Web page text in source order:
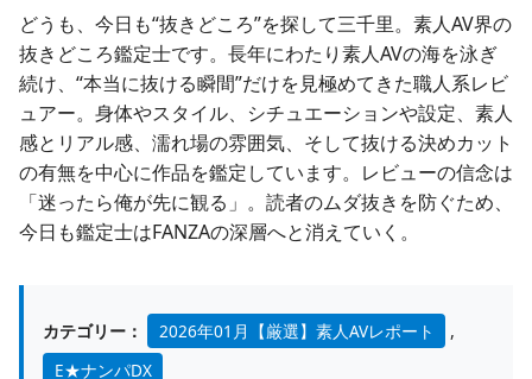
どうも、今日も“抜きどころ”を探して三千里。素人AV界の
抜きどころ鑑定士です。長年にわたり素人AVの海を泳ぎ
続け、“本当に抜ける瞬間”だけを見極めてきた職人系レビ
ュアー。身体やスタイル、シチュエーションや設定、素人
感とリアル感、濡れ場の雰囲気、そして抜ける決めカット
の有無を中心に作品を鑑定しています。レビューの信念は
「迷ったら俺が先に観る」。読者のムダ抜きを防ぐため、
今日も鑑定士はFANZAの深層へと消えていく。
カテゴリー： 2026年01月【厳選】素人AVレポート
,
E★ナンパDX